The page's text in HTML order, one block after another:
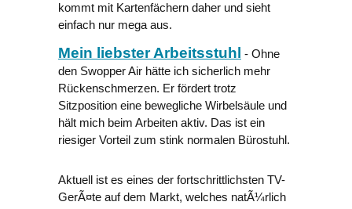
kommt mit Kartenfächern daher und sieht
einfach nur mega aus.
Mein liebster Arbeitsstuhl - Ohne
den Swopper Air hätte ich sicherlich mehr
Rückenschmerzen. Er fördert trotz
Sitzposition eine bewegliche Wirbelsäule und
hält mich beim Arbeiten aktiv. Das ist ein
riesiger Vorteil zum stink normalen Bürostuhl.
Aktuell ist es eines der fortschrittlichsten TV-
GerÃ¤te auf dem Markt, welches natÃ¼rlich